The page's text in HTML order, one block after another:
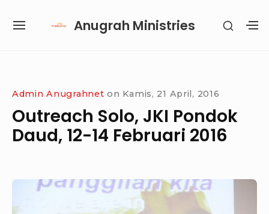
Anugrah Ministries
SITE
SHOW
Admin Anugrahnet on Kamis, 21 April, 2016
Outreach Solo, JKI Pondok
Daud, 12-14 Februari 2016